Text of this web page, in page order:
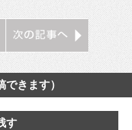
きます）
す